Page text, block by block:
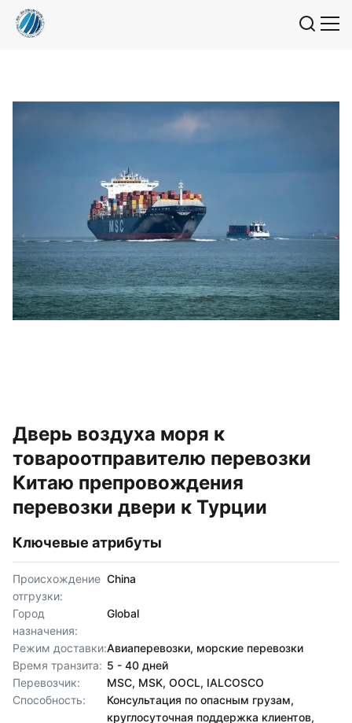
Дверь воздуха моря к
товароотправителю перевозки
Китаю препровождения
перевозки двери к Турции
Ключевые атрибуты
Происхождение
отгрузки:
China
Город
назначения:
Global
Режим доставки:Авиаперевозки, морские перевозки
Время транзита: 5 - 40 дней
Перевозчик:
MSC, MSK, OOCL, IALCOSCO
Способность:
Консультация по опасным грузам,
круглосуточная поддержка клиентов,